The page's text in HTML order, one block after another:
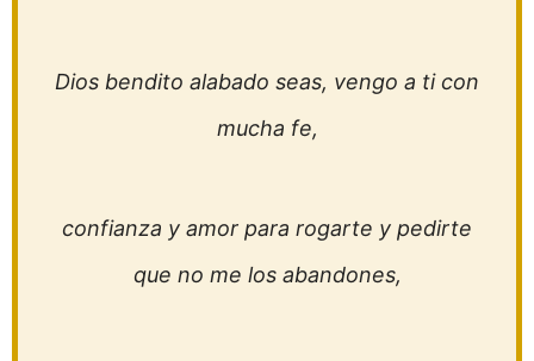
Dios bendito alabado seas, vengo a ti con
mucha fe,
confianza y amor para rogarte y pedirte
que no me los abandones,